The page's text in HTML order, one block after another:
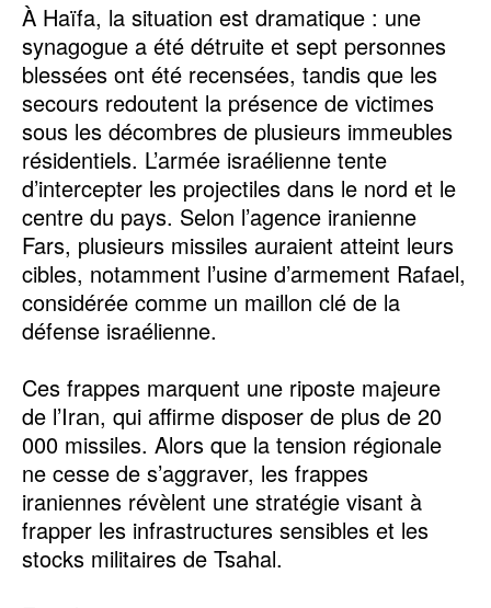
À Haïfa, la situation est dramatique : une
synagogue a été détruite et sept personnes
blessées ont été recensées, tandis que les
secours redoutent la présence de victimes
sous les décombres de plusieurs immeubles
résidentiels. L’armée israélienne tente
d’intercepter les projectiles dans le nord et le
centre du pays. Selon l’agence iranienne
Fars, plusieurs missiles auraient atteint leurs
cibles, notamment l’usine d’armement Rafael,
considérée comme un maillon clé de la
défense israélienne.
Ces frappes marquent une riposte majeure
de l’Iran, qui affirme disposer de plus de 20
000 missiles. Alors que la tension régionale
ne cesse de s’aggraver, les frappes
iraniennes révèlent une stratégie visant à
frapper les infrastructures sensibles et les
stocks militaires de Tsahal.